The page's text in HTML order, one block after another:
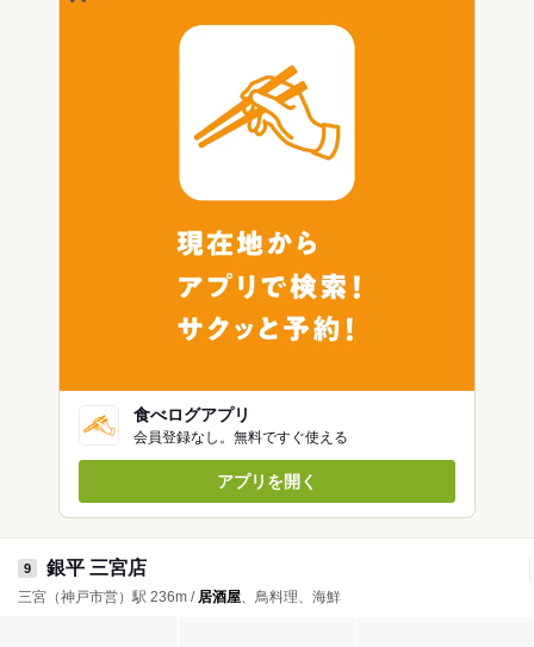
食べログアプリ
会員登録なし。無料ですぐ使える
アプリを開く
9 銀平 三宮店
三宮（神戸市営）駅 236m / 居酒屋、鳥料理、海鮮